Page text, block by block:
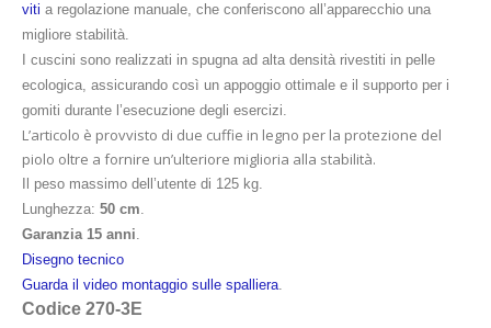
viti a regolazione manuale, che conferiscono all’apparecchio una
migliore stabilità.
I cuscini sono realizzati in spugna ad alta densità rivestiti in pelle
ecologica, assicurando così un appoggio ottimale e il supporto per i
gomiti durante l’esecuzione degli esercizi.
L’articolo è provvisto di due cuffie in legno per la protezione del
piolo oltre a fornire un’ulteriore miglioria alla stabilità.
Il peso massimo dell’utente di 125 kg.
Lunghezza: 50 cm.
Garanzia 15 anni.
Disegno tecnico
Guarda il video montaggio sulle spalliera.
Codice 270-3E